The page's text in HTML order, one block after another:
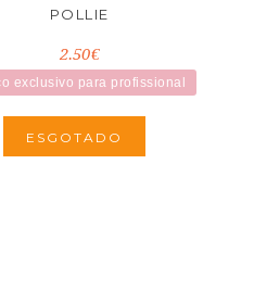
POLLIE
2.50€
exclusivo para profissional
ESGOTADO